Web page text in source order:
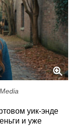
уик-энде
и уже